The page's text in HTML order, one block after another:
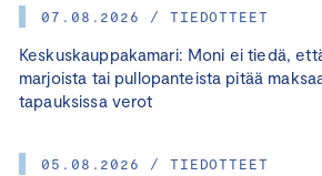
07.08.2026 / TIEDOTTEET
Keskuskauppakamari: Moni ei tiedä,
marjoista tai pullopanteista pitää
tapauksissa verot
05.08.2026 / TIEDOTTEET